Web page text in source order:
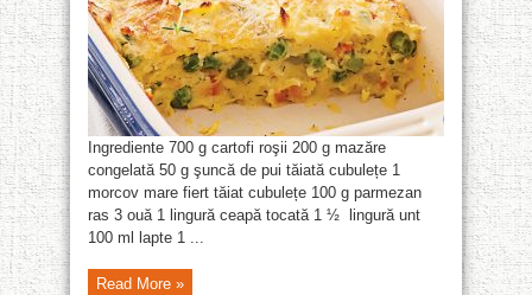
Ingrediente 700 g cartofi roşii 200 g mazăre
congelată 50 g şuncă de pui tăiată cubulețe 1
morcov mare fiert tăiat cubulețe 100 g parmezan
ras 3 ouă 1 lingură ceapă tocată 1 ½ lingură unt
100 ml lapte 1 ...
Read More »